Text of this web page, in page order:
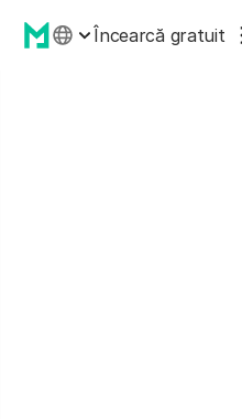
Încearcă gratuit